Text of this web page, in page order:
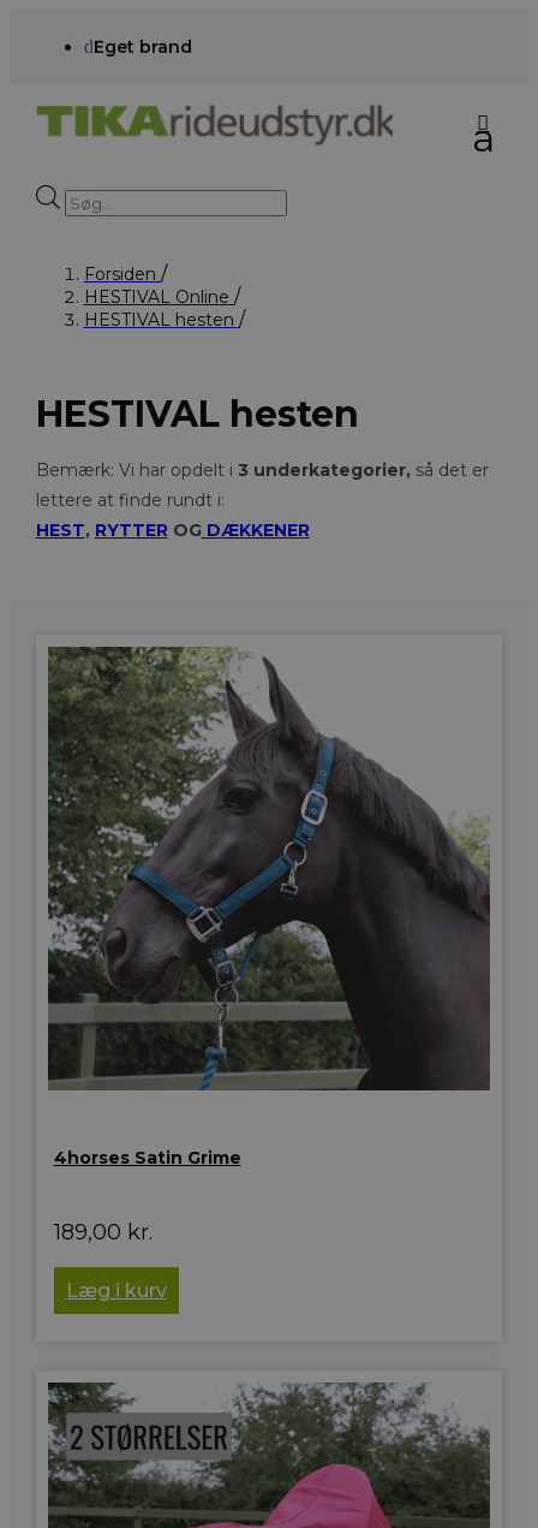
dEget brand
Products
search
Forsiden
HESTIVAL Online
HESTIVAL hesten
HESTIVAL hesten
Bemærk: Vi har opdelt i 3 underkategorier, så det er
lettere at finde rundt i:
HEST, RYTTEROG DÆKKENER
4horses Satin Grime
189,00 kr.
Læg i kurv